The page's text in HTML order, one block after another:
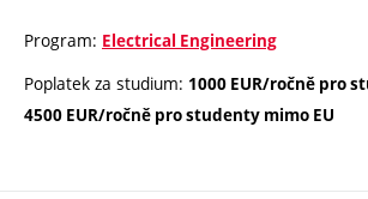
Program: Electrical Engineering
Poplatek za studium: 1000 EUR/ročně pro
4500 EUR/ročně pro studenty mimo EU